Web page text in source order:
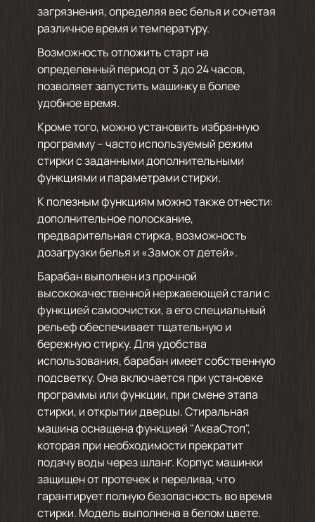
загрязнения, определяя вес белья и сочетая
различное время и температуру.
Возможность отложить старт на
определенный период от 3 до 24 часов,
позволяет запустить машинку в более
удобное время.
Кроме того, можно установить избранную
программу – часто используемый режим
стирки с заданными дополнительными
функциями и параметрами стирки.
К полезным функциям можно также отнести:
дополнительное полоскание,
предварительная стирка, возможность
дозагрузки белья и «Замок от детей».
Барабан выполнен из прочной
высококачественной нержавеющей стали с
функцией самоочистки, а его специальный
рельеф обеспечивает тщательную и
бережную стирку. Для удобства
использования, барабан имеет собственную
подсветку. Она включается при установке
программы или функции, при смене этапа
стирки, и открытии дверцы. Стиральная
машина оснащена функцией "АкваСтоп",
которая при необходимости прекратит
подачу воды через шланг. Корпус машинки
защищен от протечек и перелива, что
гарантирует полную безопасность во время
стирки. Модель выполнена в белом цвете.